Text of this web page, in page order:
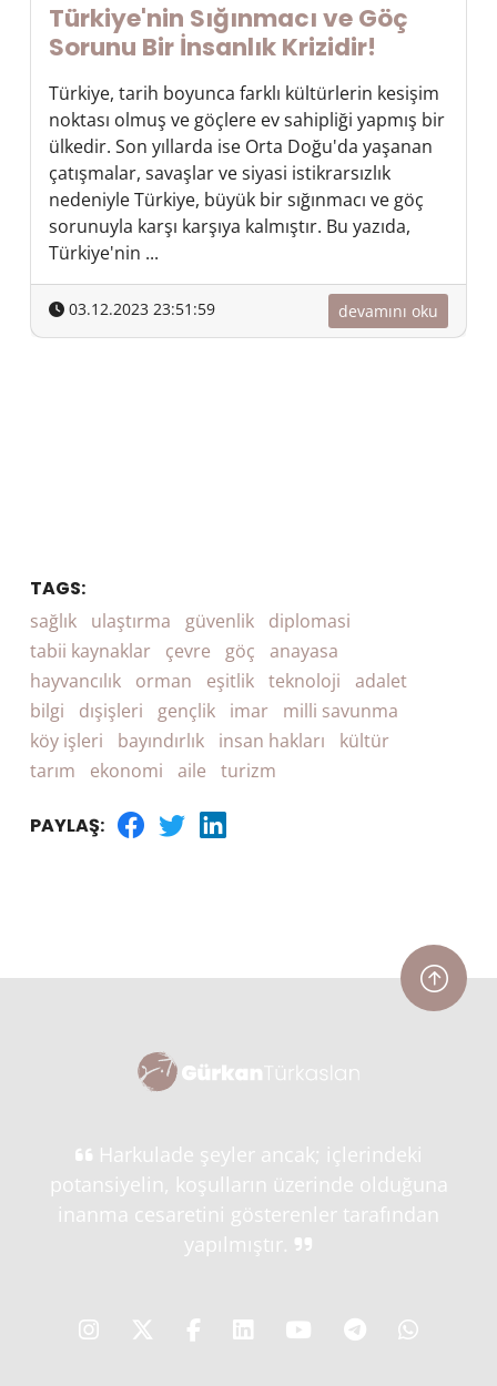
Türkiye'nin Sığınmacı ve Göç
Sorunu Bir İnsanlık Krizidir!
Türkiye, tarih boyunca farklı kültürlerin kesişim
noktası olmuş ve göçlere ev sahipliği yapmış bir
ülkedir. Son yıllarda ise Orta Doğu'da yaşanan
çatışmalar, savaşlar ve siyasi istikrarsızlık
nedeniyle Türkiye, büyük bir sığınmacı ve göç
sorunuyla karşı karşıya kalmıştır. Bu yazıda,
Türkiye'nin ...
03.12.2023 23:51:59 devamını oku
TAGS:
sağlık ulaştırma güvenlik
diplomasi
tabii kaynaklar
çevre göç
anayasa
hayvancılık
orman eşitlik teknoloji
adalet
bilgi
dışişleri gençlik imar
milli savunma
köy işleri
bayındırlık insan hakları
kültür
tarım
ekonomi aile turizm
PAYLAŞ:
Harkulade şeyler ancak; içlerindeki
potansiyelin, koşulların üzerinde olduğuna
inanma cesaretini gösterenler tarafından
yapılmıştır.